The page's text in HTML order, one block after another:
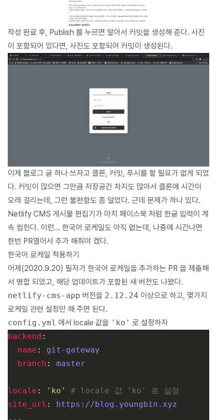
작성 완료 후, Publish 를 누르면 알아서 커밋을 생성해 준다. 사진
이 포함되어 있다면, 사진도 포함되어 커밋이 생성된다.
이제 블로그 글 하나 쓰자고 클론, 커밋, 푸시를 할 필요가 없게 되었
다. 커밋이 많으면 그만큼 저장공간 차지도 많아서 클론에 시간이
오래 걸리는데, 그런 불편함도 좀 덜었다. 근데 문제가 하나 있다.
Netlify CMS 게시물 편집기가 마치 페이스북 처럼 한글 입력이 계
속 씹힌다. 이런… 한국어 로케일도 아직 없는데, 나중에 시간나면
한번 PR열어서 추가 해줘야 겠다.
한국어 로케일 적용하기
어제(2020.9.20) 필자가 한국어 로케일을 추가하는 PR 을 제출해
서 병합 되었고, 해당 업데이트가 포함된 새 버전도 나왔다.
netlify-cms-app 버전을 2.12.24 이상으로 하고, 몇가지
로케일 관련 설정만 해 주면 된다.
config.yml 에서 locale 값을 'ko' 로 설정하자
backend
name : git-gateway
branch : master
locale : 'ko'
# locale 값 'ko' 로 설정
site_url : https://blog.youngbin.xyz